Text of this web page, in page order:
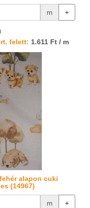
m +
felett: 1.611 Ft / m
alapon cuki
(14967)
m +